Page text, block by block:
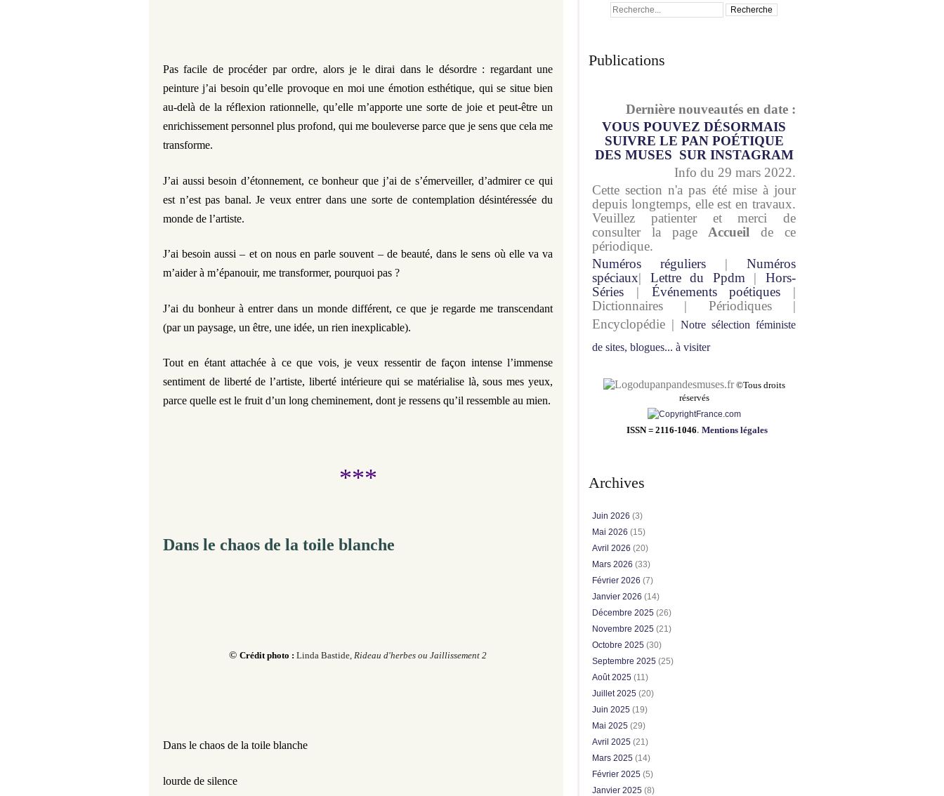
Pas facile de procéder par ordre, alors je le dirai dans le désordre : regardant une
peinture j’ai besoin qu’elle provoque en moi une émotion esthétique, qui se situe bien
au-delà de la réflexion rationnelle, qu’elle m’apporte une sorte de joie et peut-être un
enrichissement personnel plus profond, qui me bouleverse parce que je sens que cela me
transforme.
J’ai aussi besoin d’étonnement, ce bonheur que j’ai de s’émerveiller, d’admirer ce qui
est n’est pas banal. Je veux entrer dans une sorte de contemplation désintéressée du
monde de l’artiste.
J’ai besoin aussi – et on nous en parle souvent – de beauté, dans le sens où elle va va
m’aider à m’épanouir, me transformer, pourquoi pas ?
J’ai du bonheur à entrer dans un monde différent, ce que je regarde me transcendant
(par un paysage, un être, une idée, un rien inexplicable).
Tout en étant attachée à ce que vois, je veux ressentir de façon intense l’immense
sentiment de liberté de l’artiste, liberté intérieure qui se matérialise là, sous mes yeux,
parce quelle est le fruit d’un long cheminement, dont je ressens qu’il ressemble au mien.
***
Dans le chaos de la toile blanche
© Crédit photo : Linda Bastide, Rideau d'herbes ou Jaillissement 2
Dans le chaos de la toile blanche
lourde de silence
Publications
Dernière nouveautés en date :
VOUS POUVEZ DÉSORMAIS
SUIVRE LE PAN POÉTIQUE
DES MUSES SUR INSTAGRAM
Info du 29 mars 2022.
Cette section n'a pas été mise à jour
depuis longtemps, elle est en travaux.
Veuillez patienter et merci de
consulter la page Accueil de ce
périodique.
Numéros réguliers | Numéros
spéciaux| Lettre du Ppdm |Hors-
Séries | Événements poétiques |
Dictionnaires | Périodiques |
Encyclopédie | Notre sélection féministe
de sites, blogues... à visiter
pandesmuses.fr ©Tous droits
réservés
ISSN = 2116-1046. Mentions légales
Archives
Juin 2026 (3)
Mai 2026 (15)
Avril 2026 (20)
Mars 2026 (33)
Février 2026 (7)
Janvier 2026 (14)
Décembre 2025 (26)
Novembre 2025 (21)
Octobre 2025 (30)
Septembre 2025 (25)
Août 2025 (11)
Juillet 2025 (20)
Juin 2025 (19)
Mai 2025 (29)
Avril 2025 (21)
Mars 2025 (14)
Février 2025 (5)
Janvier 2025 (8)